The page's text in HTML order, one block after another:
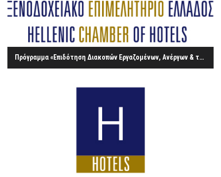
Πρόγραμμα «Επιδότηση Διακοπών Εργαζομένων, Ανέργων & των Οικογενειών αυτών με Επιταγή Κοινωνικού Τουρισμού έτους 2015-2016» για τα νησιά Λέσβος, Χίος, Σάμος, Λέρος και Κως